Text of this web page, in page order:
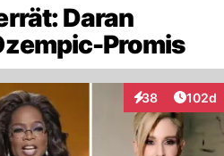
Daran
Promis
38
Interaktionen
102d